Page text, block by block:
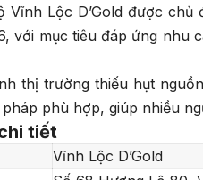
Vĩnh Lộc D’Gold được
với mục tiêu đáp ứng
thị trường thiếu hụt
phù hợp, giúp nhiều
tiết
Vĩnh Lộc D’Gold